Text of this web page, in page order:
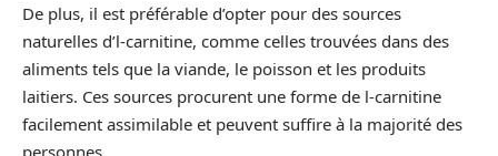
De plus, il est préférable d’opter pour des sources
naturelles d’l-carnitine, comme celles trouvées dans des
aliments tels que la viande, le poisson et les produits
laitiers. Ces sources procurent une forme de l-carnitine
facilement assimilable et peuvent suffire à la majorité des
personnes.